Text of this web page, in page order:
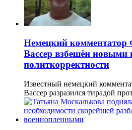
Немецкий
Вассер взбешён новыми
политкорректности
Известный немецкий
Вассер разразился тирадой